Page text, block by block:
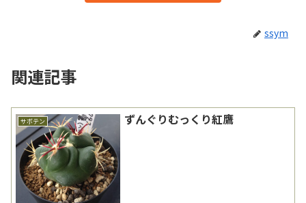
ssym
関連記事
サボテン ずんぐりむっくり紅鷹